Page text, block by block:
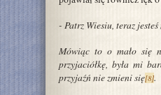
- Patrz Wiesiu, teraz
Mówiąc to o mało się
przyjaciółkę, była mi
przyjaźń nie zmieni się[8].